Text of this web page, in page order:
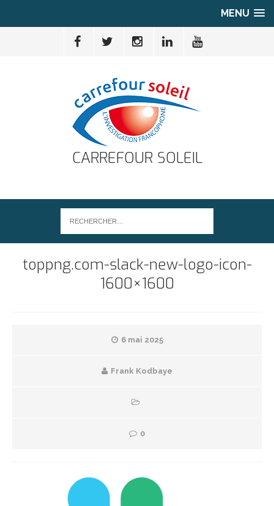
MENU
CARREFOUR SOLEIL
toppng.com-slack-new-logo-icon-
1600×1600
6 mai 2025
Frank Kodbaye
0